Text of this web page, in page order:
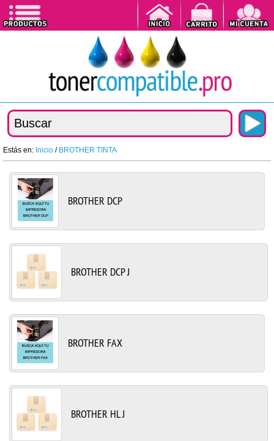
Estás en: Inicio / BROTHER TINTA
BROTHER DCP
BROTHER DCP J
BROTHER FAX
BROTHER HL J